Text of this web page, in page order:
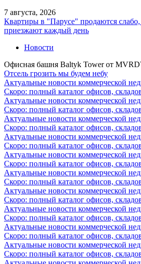
7 августа, 2026
Квартиры в "Парусе" продаются
приезжают каждый день
Новости
Офисная башня Baltyk Tower от
Отсель грозить мы будем небу
Актуальные новости коммерческой
Скоро: полный каталог офисов,
Актуальные новости коммерческой
Скоро: полный каталог офисов,
Актуальные новости коммерческой
Скоро: полный каталог офисов,
Актуальные новости коммерческой
Скоро: полный каталог офисов,
Актуальные новости коммерческой
Скоро: полный каталог офисов,
Актуальные новости коммерческой
Скоро: полный каталог офисов,
Актуальные новости коммерческой
Скоро: полный каталог офисов,
Актуальные новости коммерческой
Скоро: полный каталог офисов,
Актуальные новости коммерческой
Скоро: полный каталог офисов,
Актуальные новости коммерческой
Скоро: полный каталог офисов,